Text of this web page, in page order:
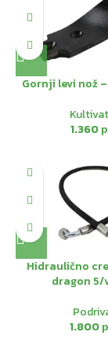
Gornji levi nož
1.360
Hidraulično
dragon 5/
1.800